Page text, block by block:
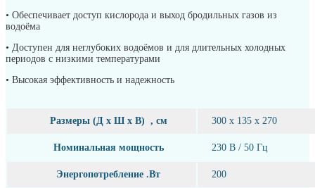
• Обеспечивает доступ кислорода и выход бродильных газов из
водоёма
• Доступен для неглубоких водоёмов и для длительных холодных
периодов с низкими температурами
• Высокая эффективность и надежность
Размеры (Д x Ш x В) , см 300 x 135 x 270
Номинальная мощность 230 В / 50 Гц
Энергопотребление .Вт 200